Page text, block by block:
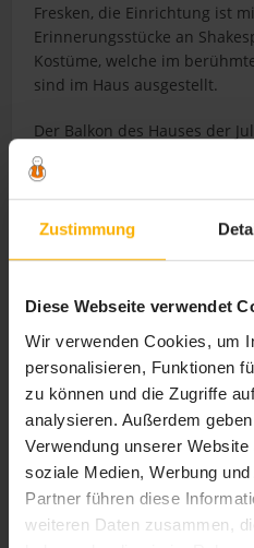
Zustimmung
Diese Webseite verwendet
Wir verwenden Cookies, um
personalisieren, Funktionen
zu können und die Zugriffe
analysieren. Außerdem
Verwendung unserer
soziale Medien, Werbung
Partner führen diese
weiteren Daten zusammen,
Fresken, die Einrichtung ist
Erinnerungsstücke an
Kostüme, welche im
sind im Haus ausgestellt.
Der Balkon des Hauses der
Wahrzeichen der Stadt und
Verona zu den beliebtesten
Veronas. Den Balkon der
kann man vom Innenhof des
Das mehrstöckige Gebäude,
bietet dem Besucher die
typischen herrschaftlichen
Jahrhunderts, welche mit viel
bereichert wurden.
Öffnungszeiten
Montag: von 13:30 Uhr bis
Dienstag bis Sonntag: von